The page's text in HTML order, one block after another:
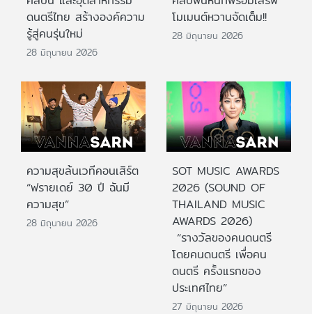
ดนตรีไทย สร้างองค์ความ
รู้สู่คนรุ่นใหม่
28 มิถุนายน 2026
โมเมนต์หวานจัดเต็ม!!
28 มิถุนายน 2026
ความสุขล้นเวทีคอนเสิร์ต
“ฟรายเดย์ 30 ปี ฉันมี
ความสุข”
28 มิถุนายน 2026
SOT MUSIC AWARDS
2026 (SOUND OF
THAILAND MUSIC
AWARDS 2026)
“รางวัลของคนดนตรี
โดยคนดนตรี เพื่อคน
ดนตรี ครั้งแรกของ
ประเทศไทย”
27 มิถุนายน 2026